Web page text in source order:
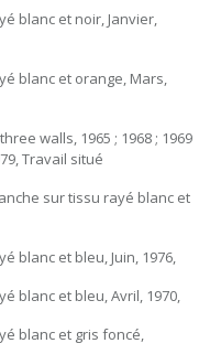
blanc et noir, Janvier,
blanc et orange, Mars,
walls, 1965 ; 1968 ; 1969
Travail situé
sur tissu rayé blanc et
blanc et bleu, Juin, 1976,
blanc et bleu, Avril, 1970,
blanc et gris foncé,